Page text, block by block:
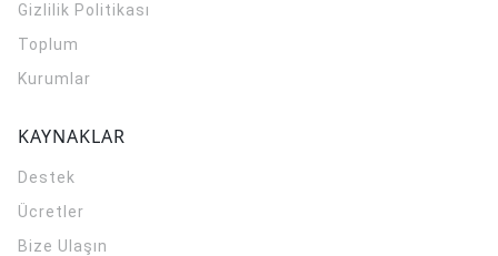
Gizlilik Politikası
Toplum
Kurumlar
KAYNAKLAR
Destek
Ücretler
Bize Ulaşın